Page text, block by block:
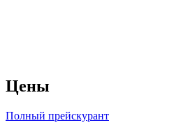
Цены
Полный прейскурант